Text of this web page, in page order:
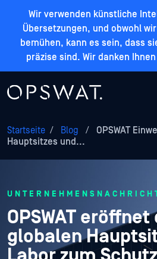
Wir verwenden künstliche
Übersetzungen, und obwohl
bemühen, kann es sein, dass
präzise sind. Wir danken
Startseite / Blog /
OPSWAT
Hauptsitzes und...
OPSWAT eröffnet
globalen